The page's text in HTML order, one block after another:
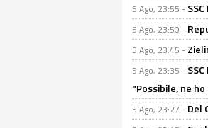
5 Ago, 23:55 -
5 Ago, 23:50 -
5 Ago, 23:45 -
5 Ago, 23:35 -
"Possibile, ne
5 Ago, 23:27 - Del